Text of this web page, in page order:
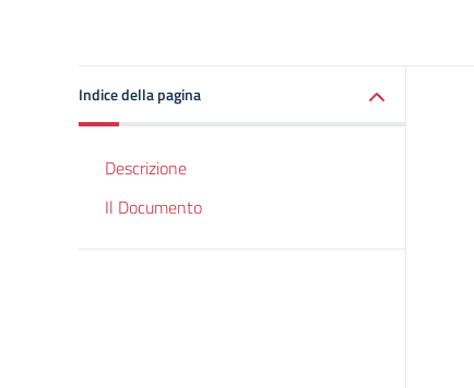
Indice della pagina
Descrizione
Il Documento